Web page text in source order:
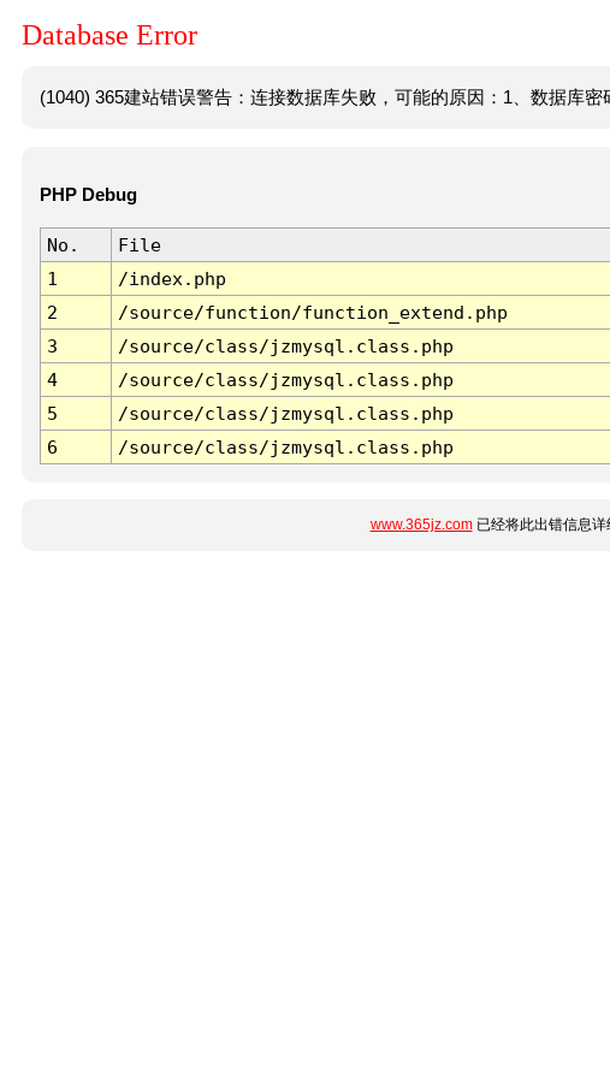
Database Error
(1040) 365建站错误警告：连接数据库失败，可能的原因：1、数据库密
PHP Debug
No. File
1
/index.php
2
/source/function/function_extend.php
3
/source/class/jzmysql.class.php
4
/source/class/jzmysql.class.php
5
/source/class/jzmysql.class.php
6
/source/class/jzmysql.class.php
www.365jz.com已经将此出错信息详